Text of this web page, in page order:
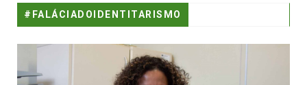
#FALÁCIADOIDENTITARISMO